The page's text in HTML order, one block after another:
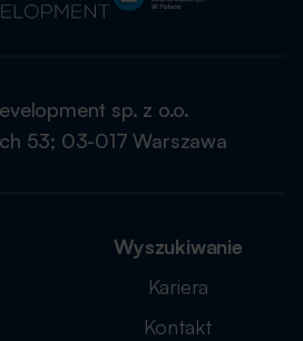
sp. z o.o.
53; 03-017 Warszawa
Wyszukiwanie
Kariera
Kontakt